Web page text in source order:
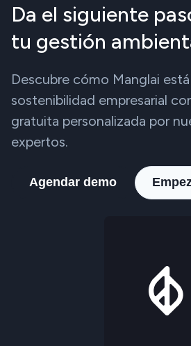
Da el siguiente
tu gestión
Descubre cómo Manglai
sostenibilidad empresarial
gratuita personalizada por
expertos.
Agendar demo